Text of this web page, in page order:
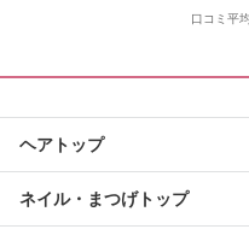
口コミ平
ヘアトップ
ネイル・まつげトップ